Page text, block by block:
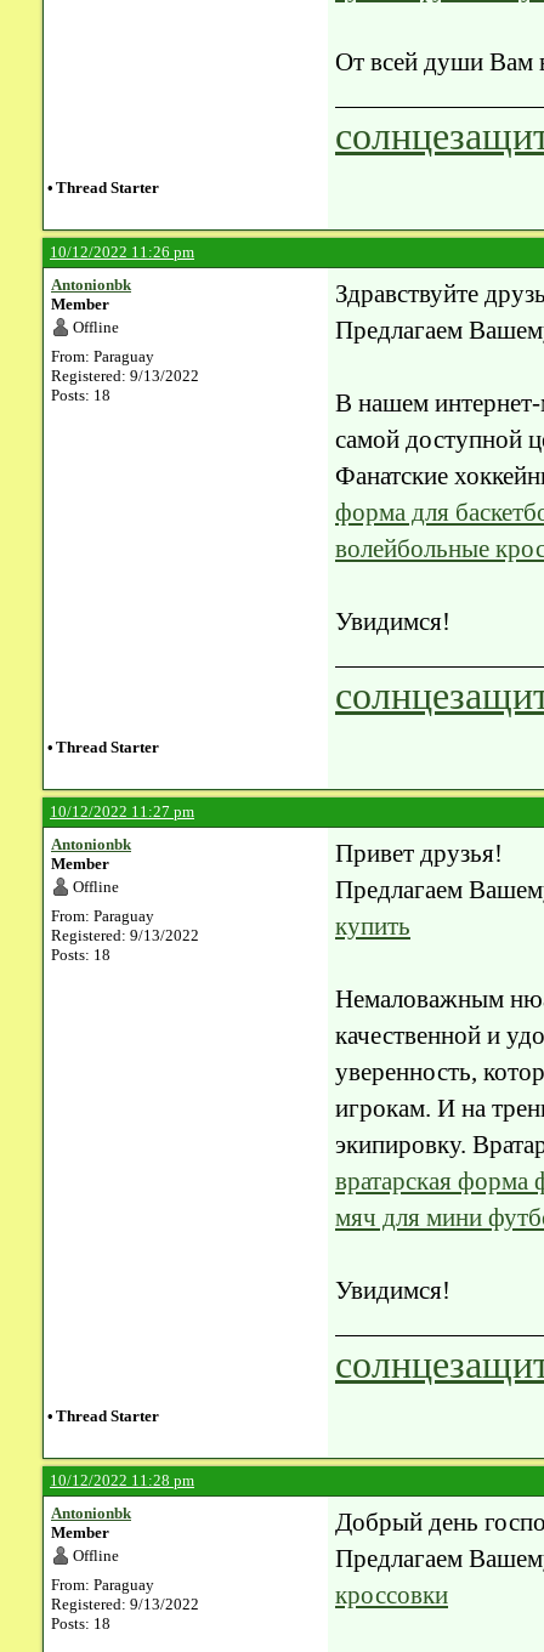
От всей души Вам
• Thread Starter
10/12/2022 11:26 pm
Antonionbk
Member
Offline
From: Paraguay
Registered: 9/13/2022
Posts: 18
Здравствуйте
Предлагаем
В нашем интернет-
самой доступной
Фанатские
форма для
волейбольные
Увидимся!
• Thread Starter
10/12/2022 11:27 pm
Antonionbk
Member
Offline
From: Paraguay
Registered: 9/13/2022
Posts: 18
Привет друзья!
Предлагаем
купить
Немаловажным
качественной и
уверенность,
игрокам. И на
экипировку.
вратарская форма
мяч для мини
Увидимся!
• Thread Starter
10/12/2022 11:28 pm
Antonionbk
Member
Offline
From: Paraguay
Registered: 9/13/2022
Posts: 18
Добрый день
Предлагаем
кроссовки